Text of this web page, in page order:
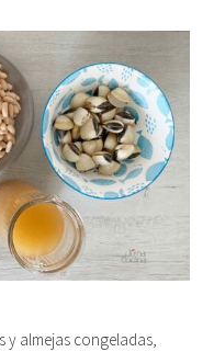
y almejas congeladas,